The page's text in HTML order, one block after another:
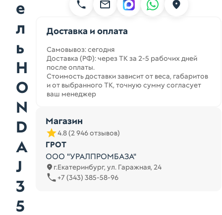
е
л
ь
H
O
N
D
A
J
3
5
Доставка и оплата
Самовывоз: сегодня
Доставка (РФ): через ТК за 2-5 рабочих дней
после оплаты.
Стоимость доставки зависит от веса, габаритов
и от выбранного ТК, точную сумму согласует
ваш менеджер
Магазин
4.8 (2 946 отзывов)
ГРОТ
ООО "УРАЛПРОМБАЗА"
г.Екатеринбург, ул. Гаражная, 24
+7 (343) 385-58-96